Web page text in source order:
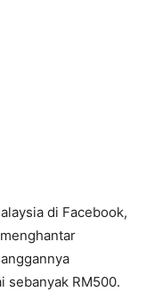
di Facebook,
sebanyak RM500.